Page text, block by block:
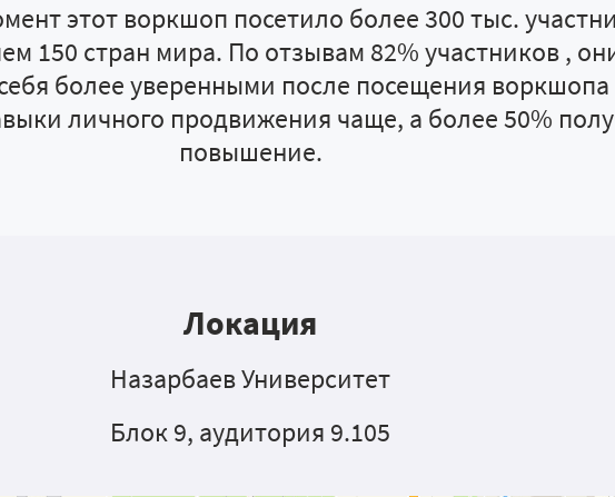
этот воркшоп посетило более 300 тыс.
150 стран мира. По отзывам 82% участников ,
более уверенными после посещения воркшопа
личного продвижения чаще, а более 50%
повышение.
Локация
Назарбаев Университет
Блок 9, аудитория 9.105